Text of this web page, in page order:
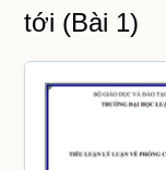
tới (Bài 1)